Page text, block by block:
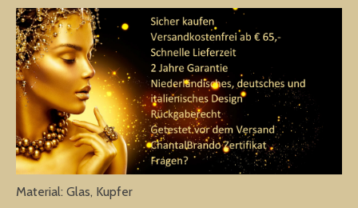
Material: Glas, Kupfer